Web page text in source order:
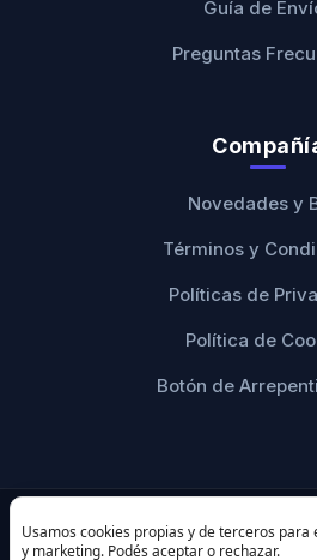
Usamos cookies propias y de terceros para
y marketing. Podés aceptar o rechazar.
Guía de
Preguntas
Novedades y
Términos y
Políticas de
Política de
Botón de
© 2026 Ranwey Personalizados.
reservados.